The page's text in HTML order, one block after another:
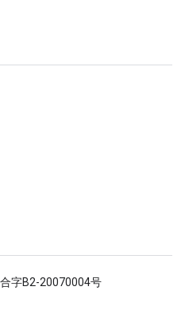
合字B2-20070004号